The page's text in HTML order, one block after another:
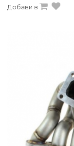
Добави в